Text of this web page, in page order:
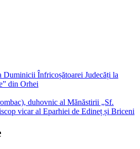
Duminicii Înfricoșătoarei Judecăți la
din Orhei
duhovnic al Mănăstirii „Sf.
vicar al Eparhiei de Edineț și Briceni